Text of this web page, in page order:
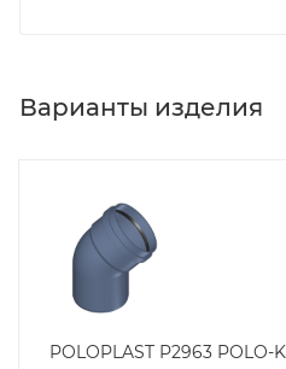
Варианты изделия
POLOPLAST P2963 POLO-